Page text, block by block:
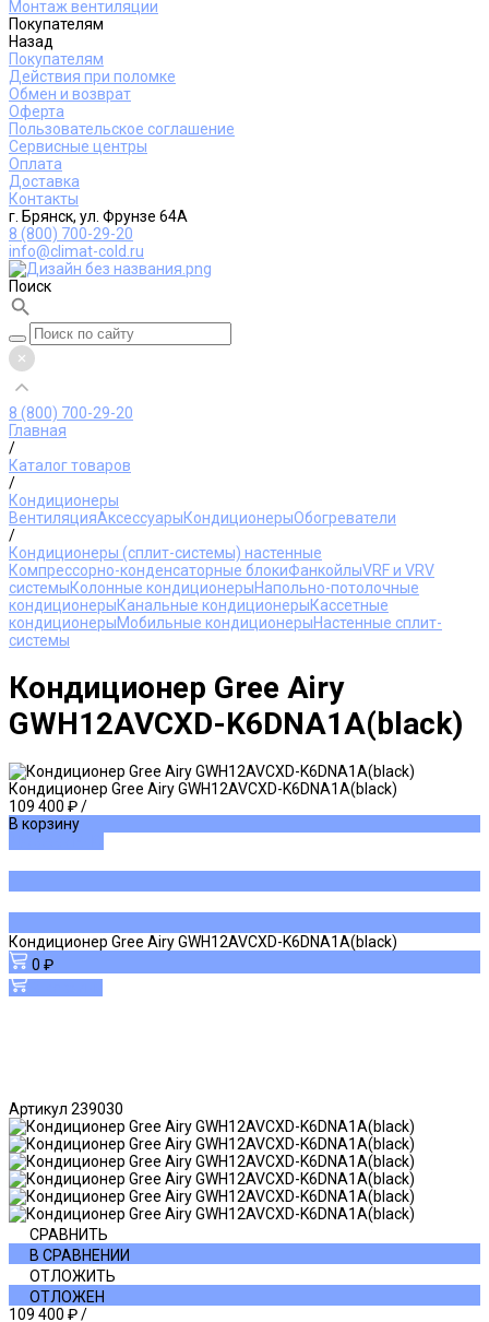
Монтаж вентиляции
Покупателям
Назад
Покупателям
Действия при поломке
Обмен и возврат
Оферта
Пользовательское соглашение
Сервисные центры
Оплата
Доставка
Контакты
г. Брянск, ул. Фрунзе 64А
8 (800) 700-29-20
info@climat-cold.ru
Поиск
8 (800) 700-29-20
Главная
/
Каталог товаров
/
Кондиционеры
ВентиляцияАксессуарыКондиционерыОбогреватели
/
Кондиционеры (сплит-системы) настенные
Компрессорно-конденсаторные блокиФанкойлыVRF и VRV
системыКолонные кондиционерыНапольно-потолочные
кондиционерыКанальные кондиционерыКассетные
кондиционерыМобильные кондиционерыНастенные сплит-
системы
Кондиционер Gree Airy
GWH12AVCXD-K6DNA1A(black)
Кондиционер Gree Airy GWH12AVCXD-K6DNA1A(black)
109 400 ₽/
В корзину
Кондиционер Gree Airy GWH12AVCXD-K6DNA1A(black)
0 ₽
Артикул 239030
СРАВНИТЬ
В СРАВНЕНИИ
ОТЛОЖИТЬ
ОТЛОЖЕН
109 400 ₽/